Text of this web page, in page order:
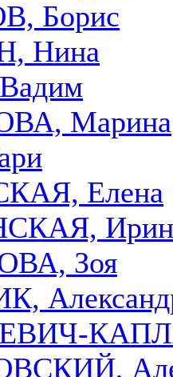
Борис
Нина
Марина
Елена
Зоя